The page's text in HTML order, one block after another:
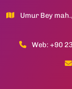
Umur Bey
Web: +90